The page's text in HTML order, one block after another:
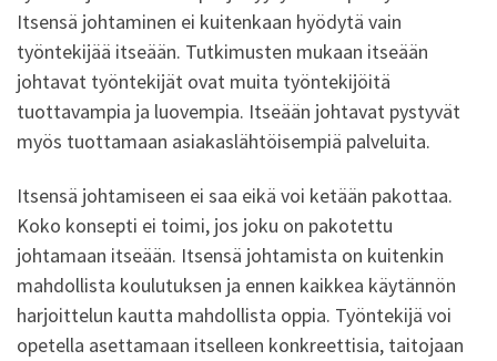
Itsensä johtaminen ei kuitenkaan hyödytä vain
työntekijää itseään. Tutkimusten mukaan itseään
johtavat työntekijät ovat muita työntekijöitä
tuottavampia ja luovempia. Itseään johtavat pystyvät
myös tuottamaan asiakaslähtöisempiä palveluita.
Itsensä johtamiseen ei saa eikä voi ketään pakottaa.
Koko konsepti ei toimi, jos joku on pakotettu
johtamaan itseään. Itsensä johtamista on kuitenkin
mahdollista koulutuksen ja ennen kaikkea käytännön
harjoittelun kautta mahdollista oppia. Työntekijä voi
opetella asettamaan itselleen konkreettisia, taitojaan